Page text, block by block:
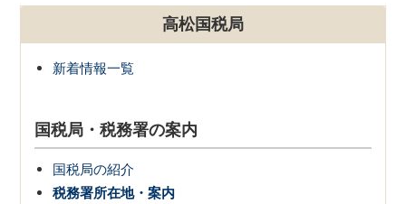
高松国税局
新着情報一覧
国税局・税務署の案内
国税局の紹介
税務署所在地・案内